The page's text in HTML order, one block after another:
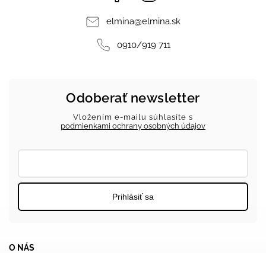
elmina@elmina.sk
0910/919 711
O NÁS
Odoberať newsletter
Vložením e-mailu súhlasíte s
podmienkami ochrany osobných údajov
Prihlásiť sa